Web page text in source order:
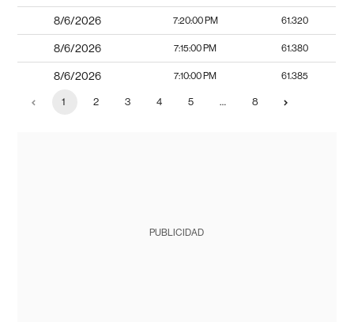
8/6/2026 7:20:00 PM 61.320
8/6/2026 7:15:00 PM 61.380
8/6/2026 7:10:00 PM 61.385
1 2 3 4 5 … 8
PUBLICIDAD